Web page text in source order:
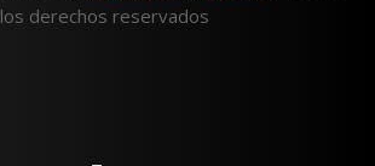
los derechos reservados